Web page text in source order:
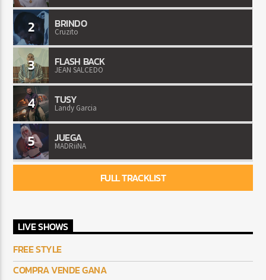
2 BRINDO
Cruzito
3 FLASH BACK
JEAN SALCEDO
4 TUSY
Landy Garcia
5 JUEGA
MADRiiNA
FULL TRACKLIST
LIVE SHOWS
FREE STYLE
COMPRA VENDE GANA